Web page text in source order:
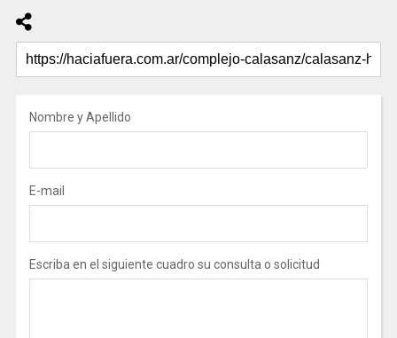
Nombre y Apellido
E-mail
Escriba en el siguiente cuadro su consulta o solicitud